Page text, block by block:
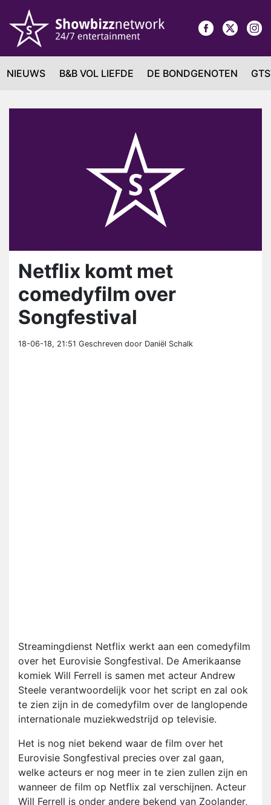
NIEUWS B&B VOL LIEFDE DE BONDGENOTEN
Netflix komt met
comedyfilm over
Songfestival
18-06-18, 21:51 Geschreven door Daniël Schalk
Streamingdienst Netflix werkt aan een comedyfilm
over het Eurovisie Songfestival. De Amerikaanse
komiek Will Ferrell is samen met acteur Andrew
Steele verantwoordelijk voor het script en zal ook
te zien zijn in de comedyfilm over de langlopende
internationale muziekwedstrijd op televisie.
Het is nog niet bekend waar de film over het
Eurovisie Songfestival precies over zal gaan,
welke acteurs er nog meer in te zien zullen zijn en
wanneer de film op Netflix zal verschijnen. Acteur
Will Ferrell is onder andere bekend van Zoolander,